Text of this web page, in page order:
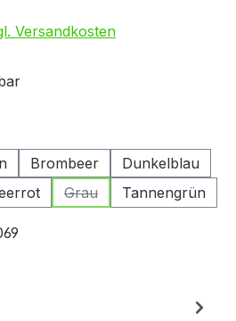
Versandkosten
Brombeer
Dunkelblau
Grau
(Diese Option ist zurzeit
Tannengrün